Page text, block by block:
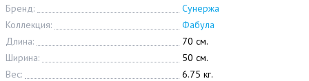
Бренд:
Сунержа
Коллекция:
Фабула
Длина:
70 см.
Ширина:
50 см.
Вес:
6.75 кг.